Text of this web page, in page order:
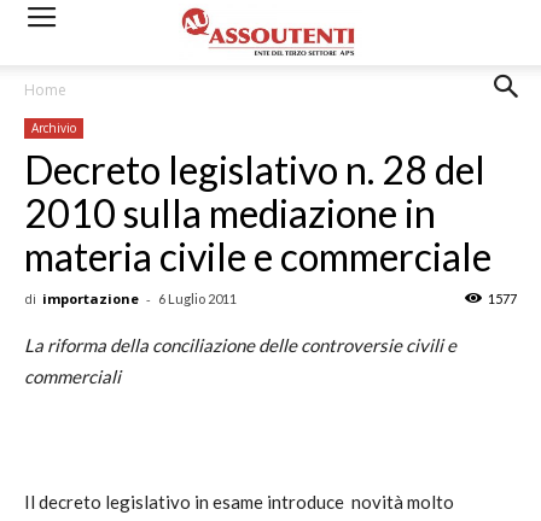
Home
Archivio
Decreto legislativo n. 28 del
2010 sulla mediazione in
materia civile e commerciale
di importazione - 6 Luglio 2011 1577
La riforma della conciliazione delle controversie civili e
commerciali
Il decreto legislativo in esame introduce novità molto